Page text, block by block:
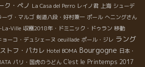
ク・ペノ La Casa del Perro レイノ君 上海 シューデ
ーヴ・マルゴ 剣道八段・好村兼一 ポール へニングさん
La-Ville 収穫2018年・ドミニック・ドゥラン 移動
ョーコ・デュシェーヌ oeuillade ポール・ジレ ラング
トフ・パカレ Hotel BOMA Bourgogne 日本・
パリ・国虎のうどん C'est le Printemps 2017